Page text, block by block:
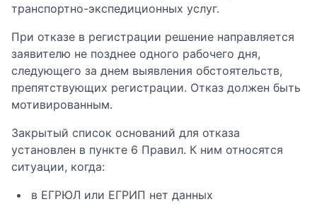
транспортно-экспедиционных услуг.
При отказе в регистрации решение направляется
заявителю не позднее одного рабочего дня,
следующего за днем выявления обстоятельств,
препятствующих регистрации. Отказ должен быть
мотивированным.
Закрытый список оснований для отказа
установлен в пункте 6 Правил. К ним относятся
ситуации, когда:
в ЕГРЮЛ или ЕГРИП нет данных